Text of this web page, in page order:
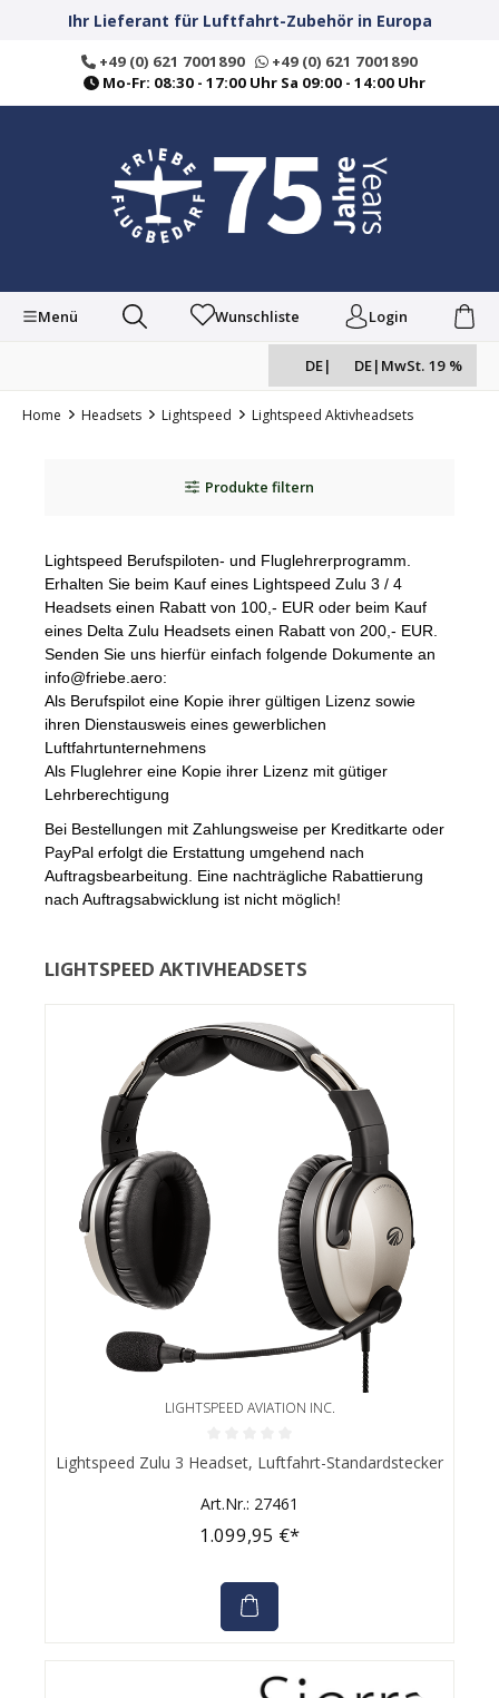
springenIhr Lieferant für Luftfahrt-Zubehör in Europa
+49 (0) 621 7001890
+49 (0) 621 7001890
Mo-Fr: 08:30 - 17:00 Uhr Sa 09:00 - 14:00 Uhr
Menü Wunschliste Login
DE| DE| MwSt. 19 %
Home Headsets Lightspeed Lightspeed Aktivheadsets
Produkte filtern
Lightspeed Berufspiloten- und Fluglehrerprogramm.
Erhalten Sie beim Kauf eines Lightspeed Zulu 3 / 4
Headsets einen Rabatt von 100,- EUR oder beim Kauf
eines Delta Zulu Headsets einen Rabatt von 200,- EUR.
Senden Sie uns hierfür einfach folgende Dokumente an
info@friebe.aero:
Als Berufspilot eine Kopie ihrer gültigen Lizenz sowie
ihren Dienstausweis eines gewerblichen
Luftfahrtunternehmens
Als Fluglehrer eine Kopie ihrer Lizenz mit gütiger
Lehrberechtigung
Bei Bestellungen mit Zahlungsweise per Kreditkarte oder
PayPal erfolgt die Erstattung umgehend nach
Auftragsbearbeitung. Eine nachträgliche Rabattierung
nach Auftragsabwicklung ist nicht möglich!
LIGHTSPEED AKTIVHEADSETS
LIGHTSPEED AVIATION INC.
Durchschnittliche Bewertung von 0 von 5 Sternen
Lightspeed Zulu 3 Headset, Luftfahrt-Standardstecker
Art.Nr.: 27461
1.099,95 €*